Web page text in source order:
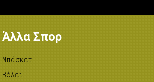
Άλλα Σπορ
Μπάσκετ
Βόλεϊ